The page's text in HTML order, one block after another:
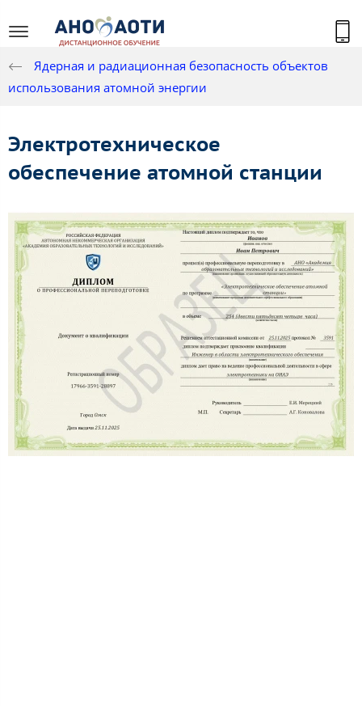
Ядерная и радиационная безопасность объектов
использования атомной энергии
Электротехническое
обеспечение атомной станции